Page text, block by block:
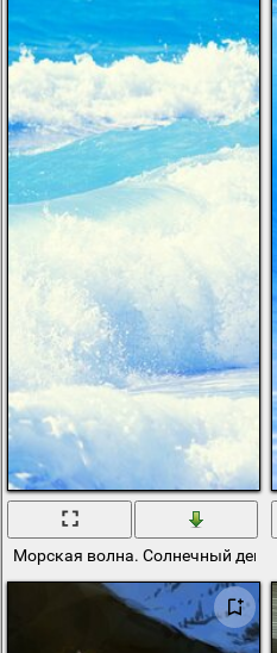
Морская волна. Солнечный день